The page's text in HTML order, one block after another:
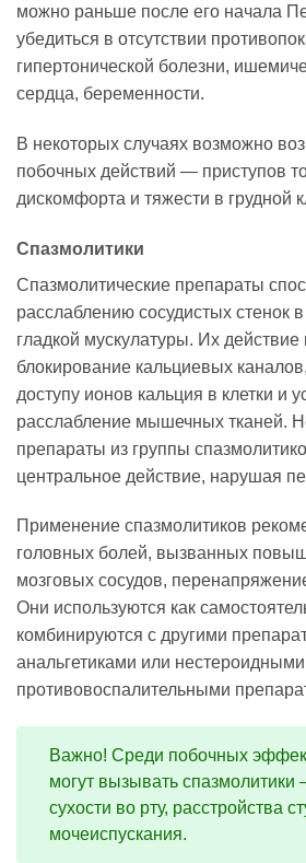
можно раньше после его начала
убедиться в отсутствии
гипертонической болезни,
сердца, беременности.
В некоторых случаях возможно
побочных действий — приступов
дискомфорта и тяжести в грудной
Спазмолитики
Спазмолитические препараты
расслаблению сосудистых стенок
гладкой мускулатуры. Их
блокирование кальциевых
доступу ионов кальция в клетки и
расслабление мышечных тканей.
препараты из группы
центральное действие, нарушая
Применение спазмолитиков
головных болей, вызванных
мозговых сосудов,
Они используются как
комбинируются с другими
анальгетиками или нестероидными
противовоспалительными
Важно! Среди побочных
могут вызывать
сухости во рту, расстройства
мочеиспускания.